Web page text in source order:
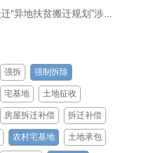
强拆 强制拆除
宅基地 土地征收
房屋拆迁补偿 拆迁补偿
农村宅基地 土地承包